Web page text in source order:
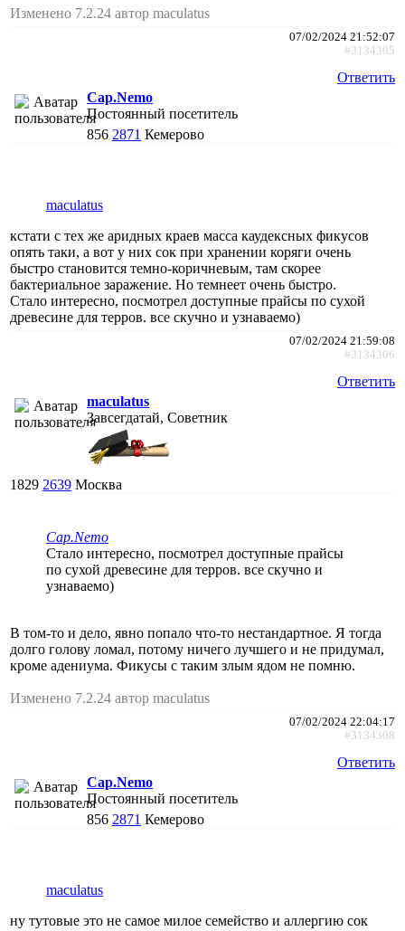
Изменено 7.2.24 автор maculatus
07/02/2024 21:52:07
#3134305
Ответить
Cap.Nemo
Постоянный посетитель
856 2871 Кемерово
maculatus
кстати с тех же аридных краев масса каудексных фикусов
опять таки, а вот у них сок при хранении коряги очень
быстро становится темно-коричневым, там скорее
бактериальное заражение. Но темнеет очень быстро.
Стало интересно, посмотрел доступные прайсы по сухой
древесине для терров. все скучно и узнаваемо)
07/02/2024 21:59:08
#3134306
Ответить
maculatus
Завсегдатай, Советник
1829 2639 Москва
Cap.Nemo
Стало интересно, посмотрел доступные прайсы
по сухой древесине для терров. все скучно и
узнаваемо)
В том-то и дело, явно попало что-то нестандартное. Я тогда
долго голову ломал, потому ничего лучшего и не придумал,
кроме адениума. Фикусы с таким злым ядом не помню.
Изменено 7.2.24 автор maculatus
07/02/2024 22:04:17
#3134308
Ответить
Cap.Nemo
Постоянный посетитель
856 2871 Кемерово
maculatus
ну тутовые это не самое милое семейство и аллергию сок